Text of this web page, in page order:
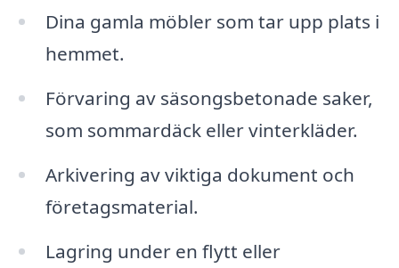
Dina gamla möbler som tar upp plats i
hemmet.
Förvaring av säsongsbetonade saker,
som sommardäck eller vinterkläder.
Arkivering av viktiga dokument och
företagsmaterial.
Lagring under en flytt eller